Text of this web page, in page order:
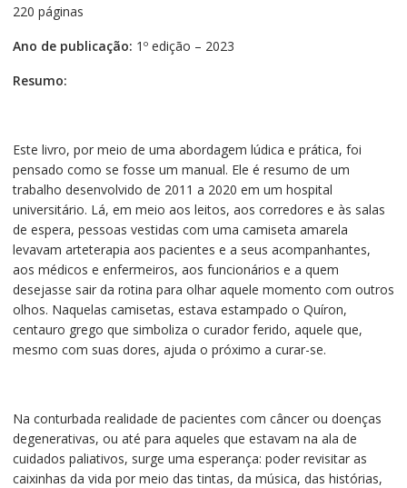
220 páginas
Ano de publicação: 1º edição – 2023
Resumo:
Este livro, por meio de uma abordagem lúdica e prática, foi
pensado como se fosse um manual. Ele é resumo de um
trabalho desenvolvido de 2011 a 2020 em um hospital
universitário. Lá, em meio aos leitos, aos corredores e às salas
de espera, pessoas vestidas com uma camiseta amarela
levavam arteterapia aos pacientes e a seus acompanhantes,
aos médicos e enfermeiros, aos funcionários e a quem
desejasse sair da rotina para olhar aquele momento com outros
olhos. Naquelas camisetas, estava estampado o Quíron,
centauro grego que simboliza o curador ferido, aquele que,
mesmo com suas dores, ajuda o próximo a curar-se.
Na conturbada realidade de pacientes com câncer ou doenças
degenerativas, ou até para aqueles que estavam na ala de
cuidados paliativos, surge uma esperança: poder revisitar as
caixinhas da vida por meio das tintas, da música, das histórias,